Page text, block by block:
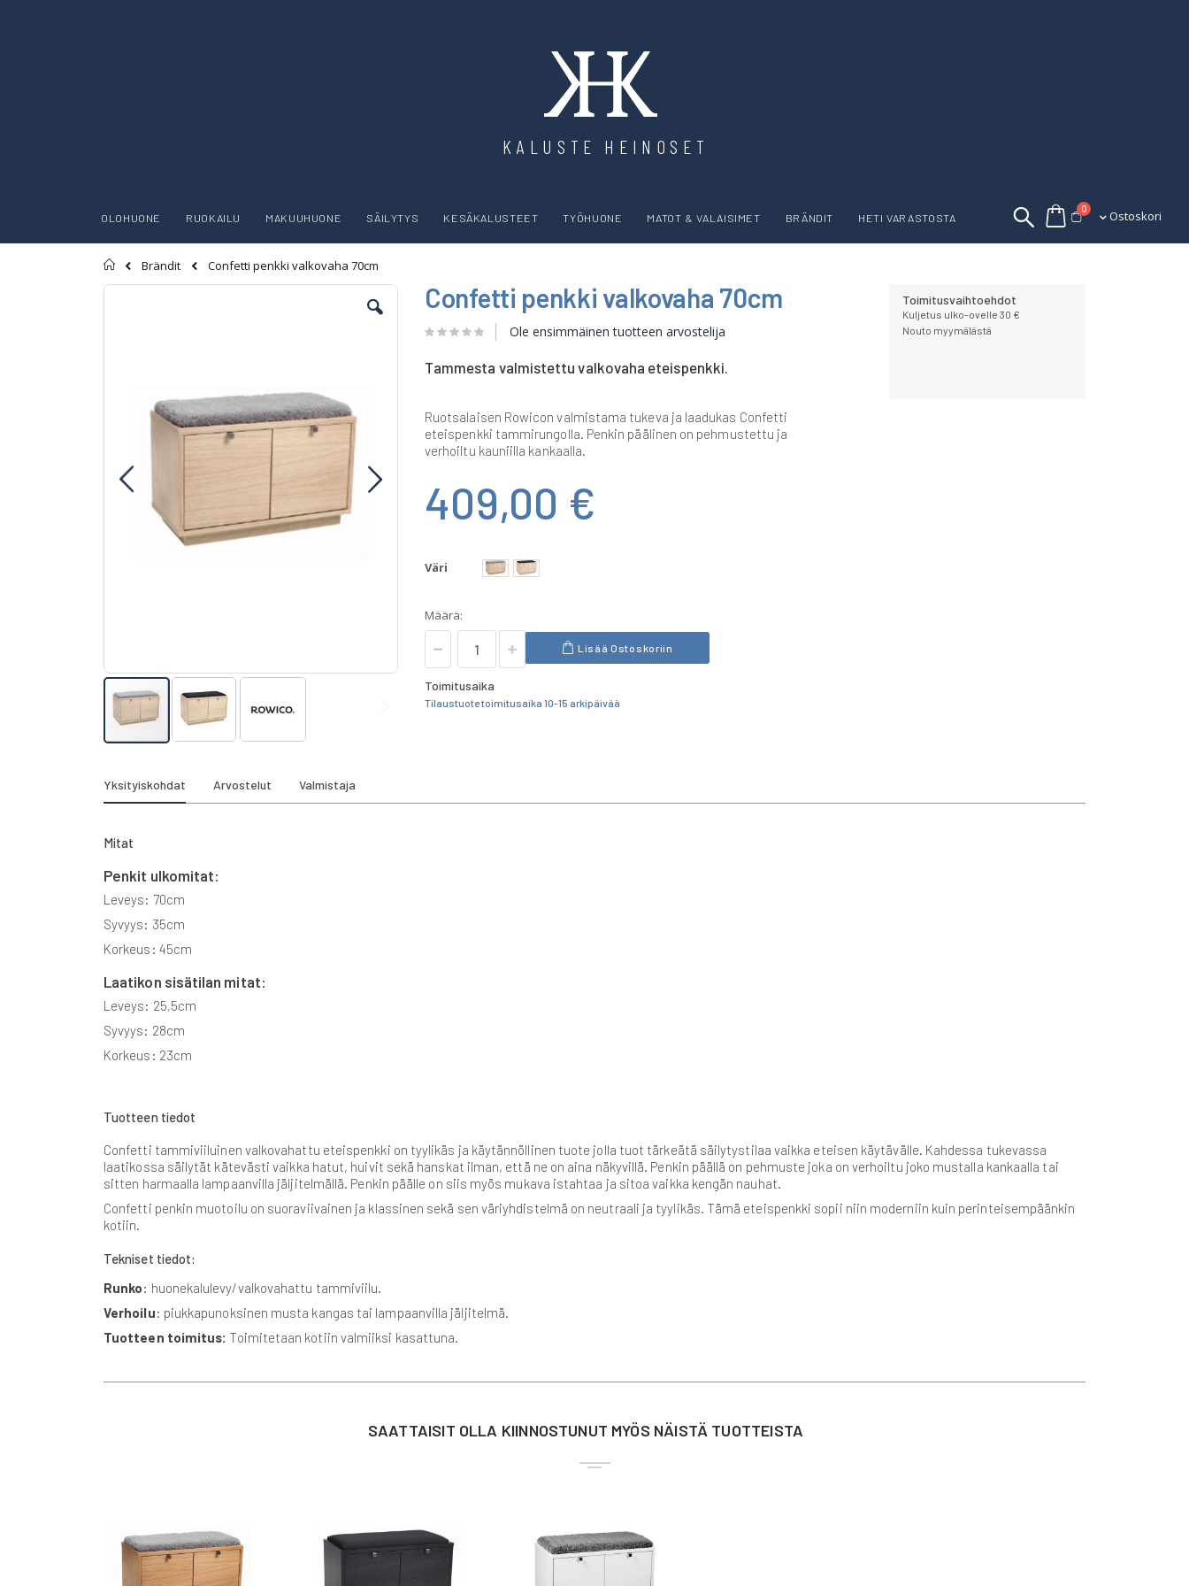
KALUSTE HEINOSET
Ostoskori
0tuotettaOstoskori
OLOHUONE RUOKAILU MAKUUHUONE SÄILYTYS KESÄKALUSTEET TYÖHUONE MATOT & VALAISIMET BRÄNDIT HETI VARASTOSTA
Etusivu
Brändit
Confetti penkki valkovaha 70cm
Skip
the
beginning
images
Confetti penkki valkovaha 70cm
Ole ensimmäinen tuotteen arvostelija
Tammesta valmistettu valkovaha eteispenkki.
Ruotsalaisen Rowicon valmistama tukeva ja laadukas Confetti
eteispenkki tammirungolla. Penkin päälinen on pehmustettu ja
verhoiltu kauniilla kankaalla.
409,00 €
Väri
Määrä:
Lisää Ostoskoriin
Toimitusaika
Tilaustuote toimitusaika 10-15 arkipäivää
Toimitusvaihtoehdot
Kuljetus ulko-ovelle 30 €
Nouto myymälästä
Yksityiskohdat
Mitat
Penkit ulkomitat:
Leveys: 70cm
Syvyys: 35cm
Korkeus: 45cm
Laatikon sisätilan mitat:
Leveys: 25,5cm
Syvyys: 28cm
Korkeus: 23cm
Tuotteen tiedot
Confetti tammiviiluinen valkovahattu eteispenkki on tyylikäs ja käytännöllinen tuote jolla tuot tärkeätä säilytystilaa vaikka eteisen käytävälle. Kahdessa tukevassa
laatikossa säilytät kätevästi vaikka hatut, huivit sekä hanskat ilman, että ne on aina näkyvillä. Penkin päällä on pehmuste joka on verhoiltu joko mustalla kankaalla tai
sitten harmaalla lampaanvilla jäljitelmällä. Penkin päälle on siis myös mukava istahtaa ja sitoa vaikka kengän nauhat.
Confetti penkin muotoilu on suoraviivainen ja klassinen sekä sen väriyhdistelmä on neutraali ja tyylikäs. Tämä eteispenkki sopii niin moderniin kuin perinteisempäänkin
kotiin.
Tekniset tiedot:
Runko: huonekalulevy/valkovahattu tammiviilu.
Verhoilu: piukkapunoksinen musta kangas tai lampaanvilla jäljitelmä.
Tuotteen toimitus: Toimitetaan kotiin valmiiksi kasattuna.
Arvostelut Valmistaja
SAATTAISIT OLLA KIINNOSTUNUT MYÖS NÄISTÄ TUOTTEISTA